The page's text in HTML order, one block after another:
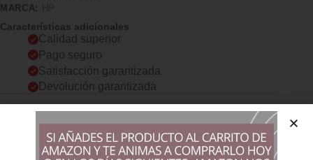
MARCA:
Características adicionales
Calidad superior
Pago seguro
Satisfacción garantizada
Devolución garantizada
Descripción
Comprar los productos más vendidos en tiendas online